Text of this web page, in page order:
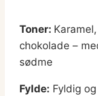
Toner:
chokolade –
sødme
Fylde: Fyldig